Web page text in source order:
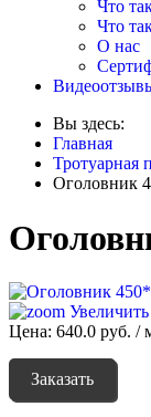
Что
Что
О нас
Вы здесь:
Главная
Тротуарная
Оголовник
Цена: 640.0 руб. /
Заказать